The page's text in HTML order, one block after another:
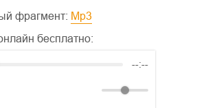
фрагмент:
mp3
бесплатно:
--:--